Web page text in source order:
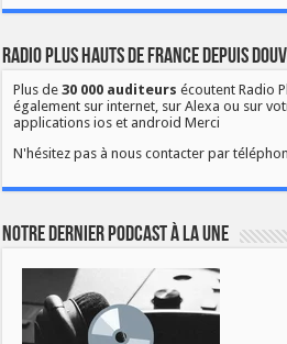
Radio Plus Hauts de France depuis
Plus de30 000 auditeurs écoutent Radio
également sur internet, sur Alexa ou sur
applications ios et android Merci
N'hésitez pas à nous contacter par
Notre dernier podcast à la une